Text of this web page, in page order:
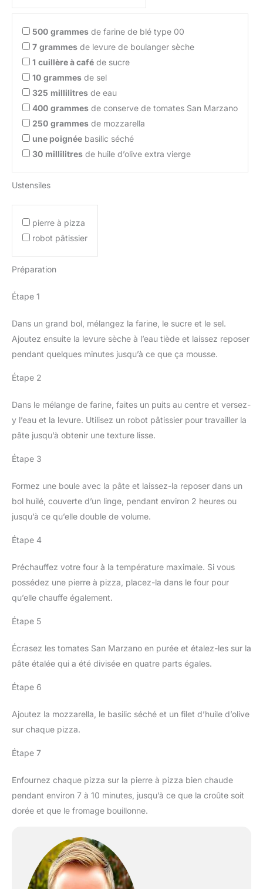
500 grammes de farine de blé type 00
7 grammes de levure de boulanger sèche
1 cuillère à café de sucre
10 grammes de sel
325 millilitres de eau
400 grammes de conserve de tomates San Marzano
250 grammes de mozzarella
une poignée basilic séché
30 millilitres de huile d’olive extra vierge
Ustensiles
pierre à pizza
robot pâtissier
Préparation
Étape 1
Dans un grand bol, mélangez la farine, le sucre et le sel.
Ajoutez ensuite la levure sèche à l’eau tiède et laissez reposer
pendant quelques minutes jusqu’à ce que ça mousse.
Étape 2
Dans le mélange de farine, faites un puits au centre et versez-
y l’eau et la levure. Utilisez un robot pâtissier pour travailler la
pâte jusqu’à obtenir une texture lisse.
Étape 3
Formez une boule avec la pâte et laissez-la reposer dans un
bol huilé, couverte d’un linge, pendant environ 2 heures ou
jusqu’à ce qu’elle double de volume.
Étape 4
Préchauffez votre four à la température maximale. Si vous
possédez une pierre à pizza, placez-la dans le four pour
qu’elle chauffe également.
Étape 5
Écrasez les tomates San Marzano en purée et étalez-les sur la
pâte étalée qui a été divisée en quatre parts égales.
Étape 6
Ajoutez la mozzarella, le basilic séché et un filet d’huile d’olive
sur chaque pizza.
Étape 7
Enfournez chaque pizza sur la pierre à pizza bien chaude
pendant environ 7 à 10 minutes, jusqu’à ce que la croûte soit
dorée et que le fromage bouillonne.